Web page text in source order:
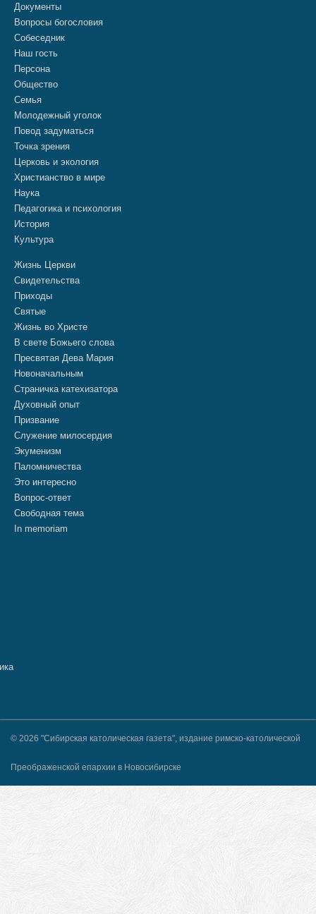
Документы
Вопросы богословия
Собеседник
Наш гость
Персона
Общество
Семья
Молодежный уголок
Повод задуматься
Точка зрения
Церковь и экология
Христианство в мире
Наука
Педагогика и психология
История
Культура
Жизнь Церкви
Свидетельства
Приходы
Святые
Жизнь во Христе
В свете Божьего слова
Пресвятая Дева Мария
Новоначальным
Страничка катехизатора
Духовный опыт
Призвание
Служение милосердия
Экуменизм
Паломничества
Это интересно
Вопрос-ответ
Свободная тема
In memoriam
© 2026 "Сибирская католическая газета", издание римско-католической
Преображенской епархии в Новосибирске